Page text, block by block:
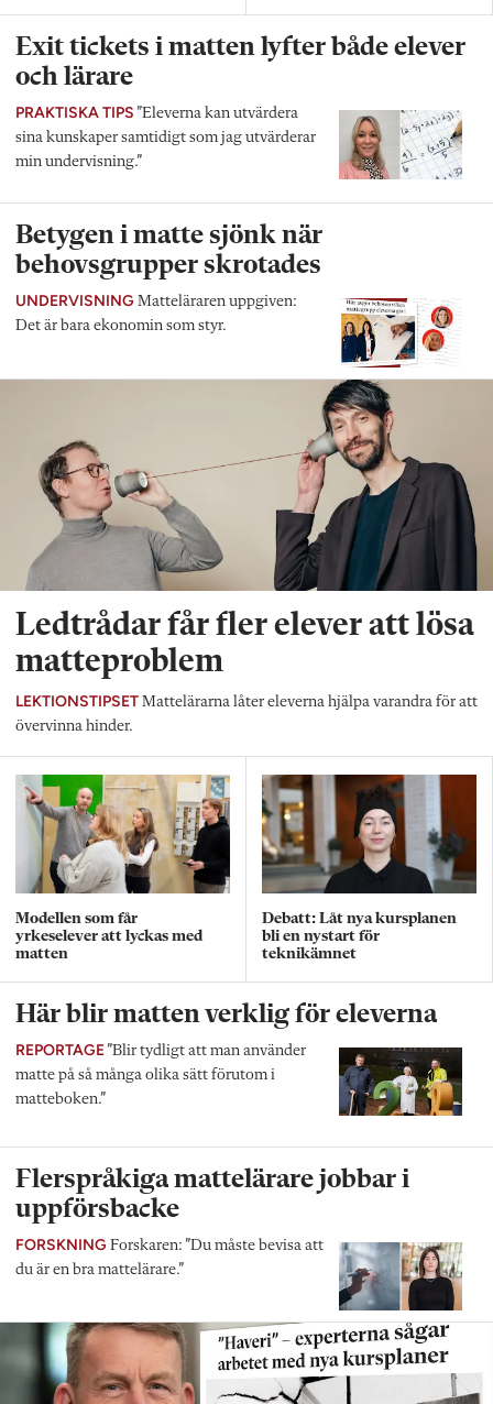
Exit tickets i matten lyfter både elever
och lärare
PRAKTISKA TIPS ”Eleverna kan utvärdera
sina kunskaper samtidigt som jag utvärderar
min undervisning.”
Betygen i matte sjönk när
behovsgrupper skrotades
UNDERVISNING Matteläraren uppgiven:
Det är bara ekonomin som styr.
Ledtrådar får fler elever att lösa
matteproblem
LEKTIONSTIPSET Mattelärarna låter eleverna hjälpa varandra för att
övervinna hinder.
Modellen som får
yrkeselever att lyckas med
matten
Debatt: Låt nya kursplanen
bli en nystart för
teknikämnet
Här blir matten verklig för eleverna
REPORTAGE”Blir tydligt att man använder
matte på så många olika sätt förutom i
matteboken.”
Flerspråkiga mattelärare jobbar i
uppförsbacke
FORSKNING Forskaren: ”Du måste bevisa att
du är en bra mattelärare.”